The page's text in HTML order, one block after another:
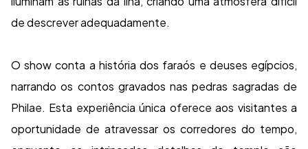
de descrever adequadamente.
O show conta a história dos faraós e deuses egípcios,
narrando os contos gravados nas pedras sagradas de
Philae. Esta experiência única oferece aos visitantes a
oportunidade de atravessar os corredores do tempo,